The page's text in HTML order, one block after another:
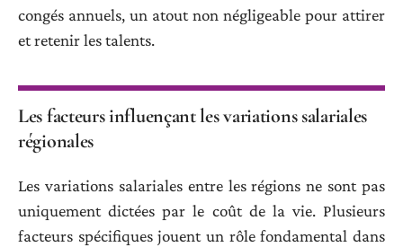
congés annuels, un atout non négligeable pour attirer
et retenir les talents.
Les facteurs influençant les variations salariales
régionales
Les variations salariales entre les régions ne sont pas
uniquement dictées par le coût de la vie. Plusieurs
facteurs spécifiques jouent un rôle fondamental dans